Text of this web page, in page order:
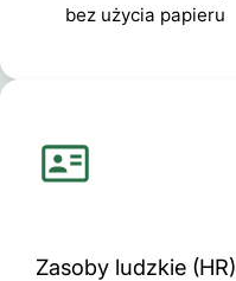
bez użycia papieru
Zasoby ludzkie (HR)